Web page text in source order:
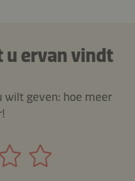
u ervan vindt
wilt geven: hoe meer